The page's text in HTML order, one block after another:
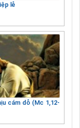
lễ
cám dỗ (Mc 1,12-